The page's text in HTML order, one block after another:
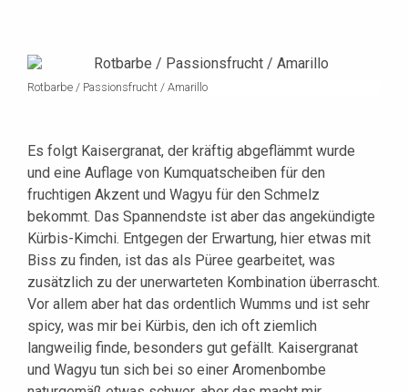
Rotbarbe / Passionsfrucht / Amarillo
Es folgt Kaisergranat, der kräftig abgeflämmt wurde
und eine Auflage von Kumquatscheiben für den
fruchtigen Akzent und Wagyu für den Schmelz
bekommt. Das Spannendste ist aber das angekündigte
Kürbis-Kimchi. Entgegen der Erwartung, hier etwas mit
Biss zu finden, ist das als Püree gearbeitet, was
zusätzlich zu der unerwarteten Kombination überrascht.
Vor allem aber hat das ordentlich Wumms und ist sehr
spicy, was mir bei Kürbis, den ich oft ziemlich
langweilig finde, besonders gut gefällt. Kaisergranat
und Wagyu tun sich bei so einer Aromenbombe